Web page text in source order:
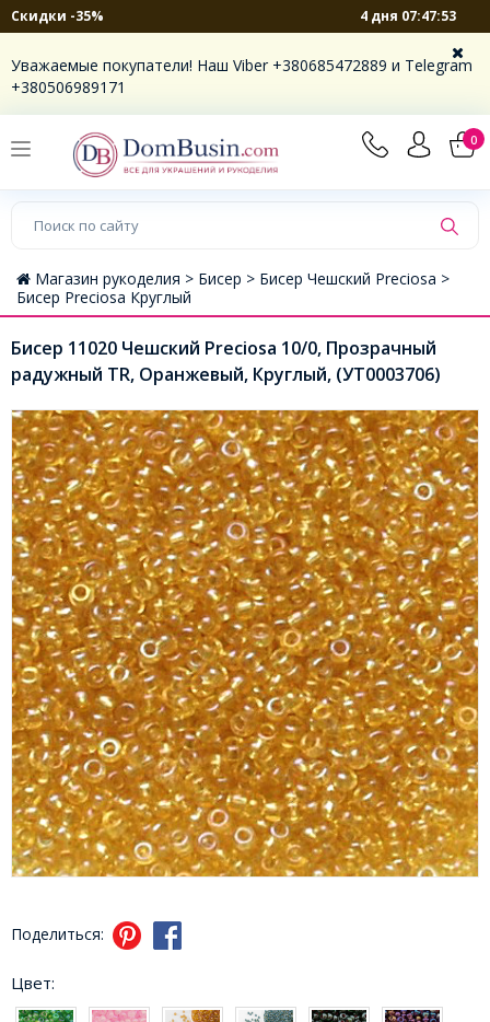
Скидки -35% 4 дня 07:47:53
Уважаемые покупатели! Наш Viber +380685472889 и Telegram
+380506989171
0
Магазин рукоделия > Бисер > Бисер Чешский Preciosa >
Бисер Preciosa Круглый
Бисер 11020 Чешский Preciosa 10/0, Прозрачный
радужный TR, Оранжевый, Круглый, (УТ0003706)
Поделиться:
Цвет: